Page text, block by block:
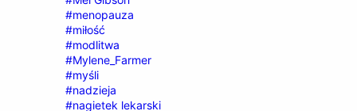
#menopauza
#miłość
#modlitwa
#Mylene_Farmer
#myśli
#nadzieja
#nagietek lekarski